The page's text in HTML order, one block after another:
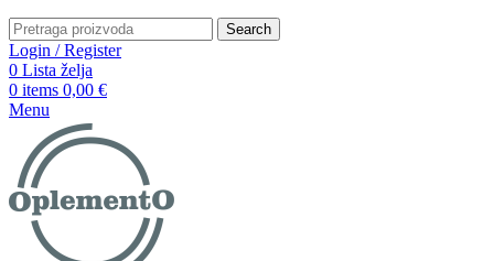
Search
Login / Register
0 Lista želja
0 items 0,00 €
Menu